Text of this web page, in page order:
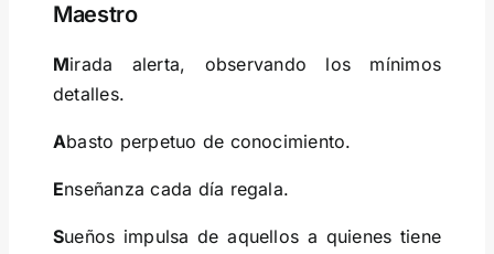
Maestro
Mirada alerta, observando los mínimos
detalles.
Abasto perpetuo de conocimiento.
Enseñanza cada día regala.
Sueños impulsa de aquellos a quienes tiene